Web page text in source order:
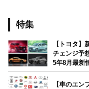
特集
【トヨタ】
チェンジ予
5年8月最新
【車のエン